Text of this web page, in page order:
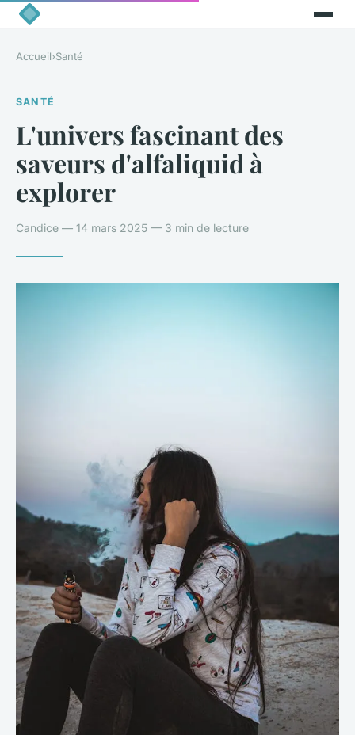
Accueil›Santé
SANTÉ
L'univers fascinant des
saveurs d'alfaliquid à
explorer
Candice — 14 mars 2025 — 3 min de lecture